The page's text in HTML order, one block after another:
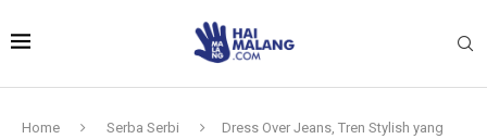
Home Serba Serbi
Dress Over Jeans, Tren Stylish yang